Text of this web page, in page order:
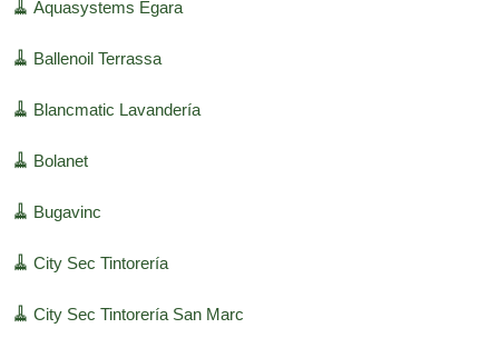
🧹 Aquasystems Ègara
🧹 Ballenoil Terrassa
🧹 Blancmatic Lavandería
🧹 Bolanet
🧹 Bugavinc
🧹 City Sec Tintorería
🧹 City Sec Tintorería San Marc